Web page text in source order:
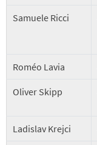
Samuele Ricci
Roméo Lavia
Oliver Skipp
Ladislav Krejci